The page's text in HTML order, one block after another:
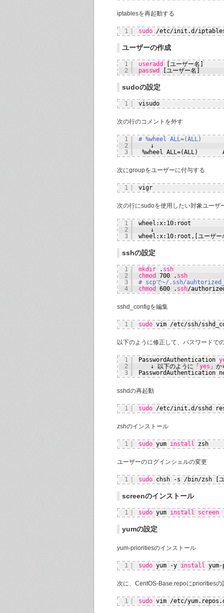
iptablesを再起動する
1 sudo /etc/init .d /
ユーザーの作成
1
2
useradd
[ユーザー名]
passwd
[ユーザー名]
sudoの設定
1 visudo
次の行のコメントを外す
1
2
3
# %wheel ALL=(ALL)
↓
%wheel ALL=(ALL)
次にgroupをユーザーに付与する
1 vigr
次の行にsudoを使用したい対象ユーザ
1
2
3
wheel:x:10:root
↓
wheel:x:10:root,[ユーザー
sshの設定
1
2
3
4
mkdir . ssh
chmod
700 . ssh
# scpで~/.ssh/
chmod
600 . ssh/
sshd_configを編集
1 sudo vim /etc/ssh/
以下のように修正して、パスワードで
1
2
3
PasswordAuthentication
↓ 以下のように「yes 」
PasswordAuthentication
sshdの再起動
1 sudo /etc/init .d /sshd
zshのインストール
1 sudo yum install zsh
ユーザーのログインシェルの変更
1 sudo chsh -s /bin/zsh [
screenのインストール
1 sudo yum install screen
yumの設定
yum-prioritiesのインストール
1 sudo yum -y install
次に、CentOS-Base.repoにprioritiesの
1 sudo vim /etc/yum